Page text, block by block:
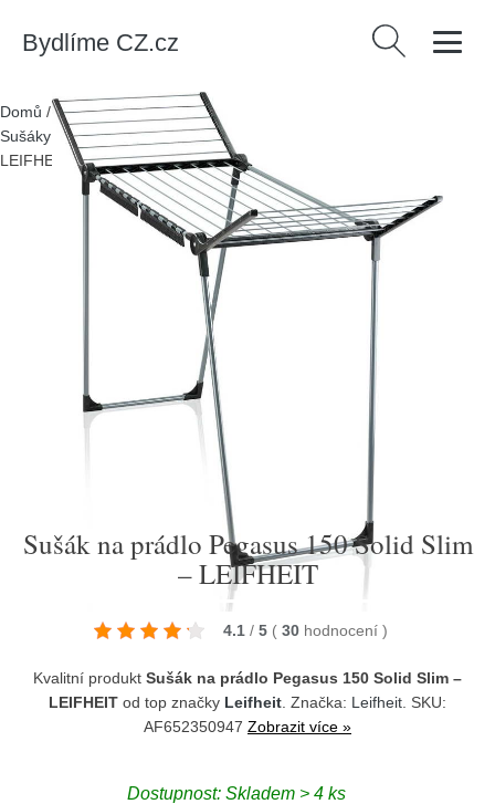
Bydlíme CZ.cz Vyhledávání
Domů /Produkty/> Bytové doplňky > Úklid > Praní a žehlení >
Sušáky na prádlo/Sušák na prádlo Pegasus 150 Solid Slim –
LEIFHEIT
Sušák na prádlo Pegasus 150 Solid Slim
– LEIFHEIT
4.1 / 5 ( 30 hodnocení )
Kvalitní produkt Sušák na prádlo Pegasus 150 Solid Slim –
LEIFHEIT od top značky Leifheit . Značka: Leifheit . SKU:
AF652350947 Zobrazit více »
Dostupnost: Skladem > 4 ks